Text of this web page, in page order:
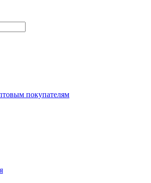
покупателям